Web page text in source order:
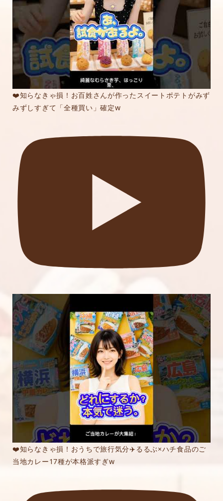
❤️知らなきゃ損！お百姓さんが作ったスイートポテトがみず
みずしすぎて「全種買い」確定w
❤️知らなきゃ損！おうちで旅行気分✈️るるぶ×ハチ食品のご
当地カレー17種が本格派すぎw